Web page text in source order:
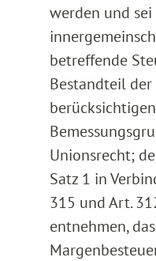
werden und
betreffende
Bestandteil der
Unionsrecht;
Satz 1 in
315 und Art.
entnehmen,